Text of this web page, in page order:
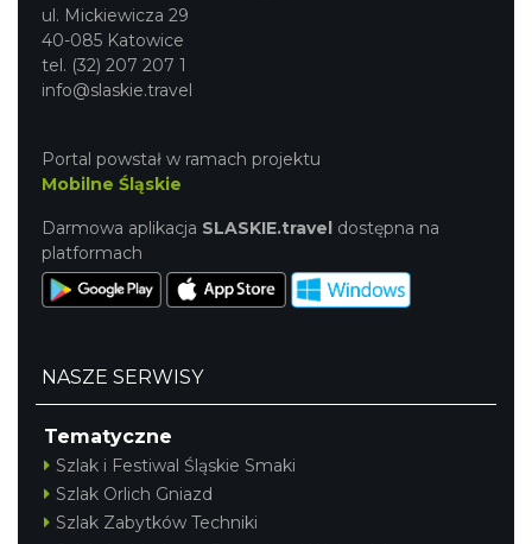
ul. Mickiewicza 29
40-085 Katowice
tel. (32) 207 207 1
info@slaskie.travel
Portal powstał w ramach projektu
Mobilne Śląskie
Darmowa aplikacja SLASKIE.travel dostępna na
platformach
NASZE SERWISY
Tematyczne
Szlak i Festiwal Śląskie Smaki
Szlak Orlich Gniazd
Szlak Zabytków Techniki